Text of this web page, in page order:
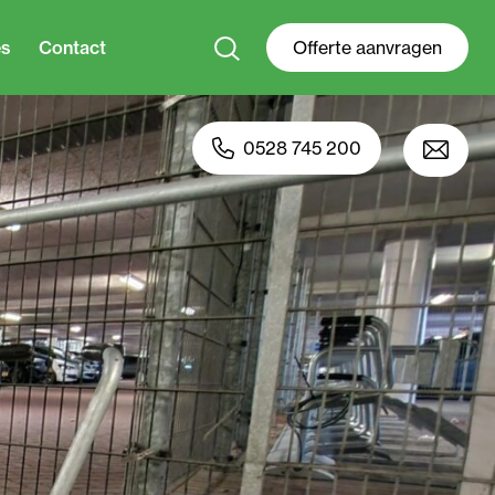
Contact Offerte aanvragen
0528 745 200